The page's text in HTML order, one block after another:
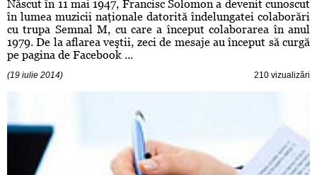
Născut în 11 mai 1947, Francisc Solomon a devenit cunoscut
în lumea muzicii naţionale datorită îndelungatei colaborări
cu trupa Semnal M, cu care a început colaborarea în anul
1979. De la aflarea veştii, zeci de mesaje au început să curgă
pe pagina de Facebook ...
(19 iulie 2014) 210 vizualizări